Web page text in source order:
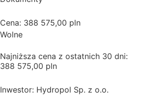
Cena: 388 575,00 pln
Wolne
Najniższa cena z ostatnich 30 dni:
388 575,00 pln
Inwestor: Hydropol Sp. z o.o.